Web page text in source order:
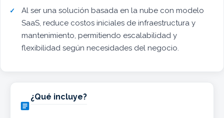
Al ser una solución basada en la nube con modelo
SaaS, reduce costos iniciales de infraestructura y
mantenimiento, permitiendo escalabilidad y
flexibilidad según necesidades del negocio.

¿Qué incluye?